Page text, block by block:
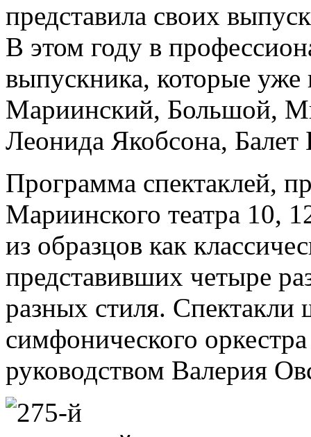
представила своих
В этом году в
выпускника, которые
Мариинский, Большой,
Леонида Якобсона,
Программа спектаклей,
Мариинского театра 10,
из образцов как
представивших четыре
разных стиля.
симфонического
руководством Валерия